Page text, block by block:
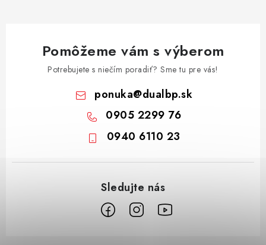
Pomôžeme vám s výberom
Potrebujete s niečím poradiť? Sme tu pre vás!
ponuka@dualbp.sk
0905 2299 76
0940 6110 23